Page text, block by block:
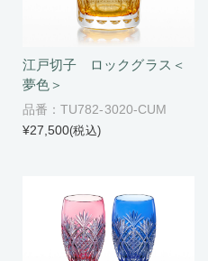
江戸切子 ロックグラス＜
夢色＞
品番：TU782-3020-CUM
¥27,500(税込)